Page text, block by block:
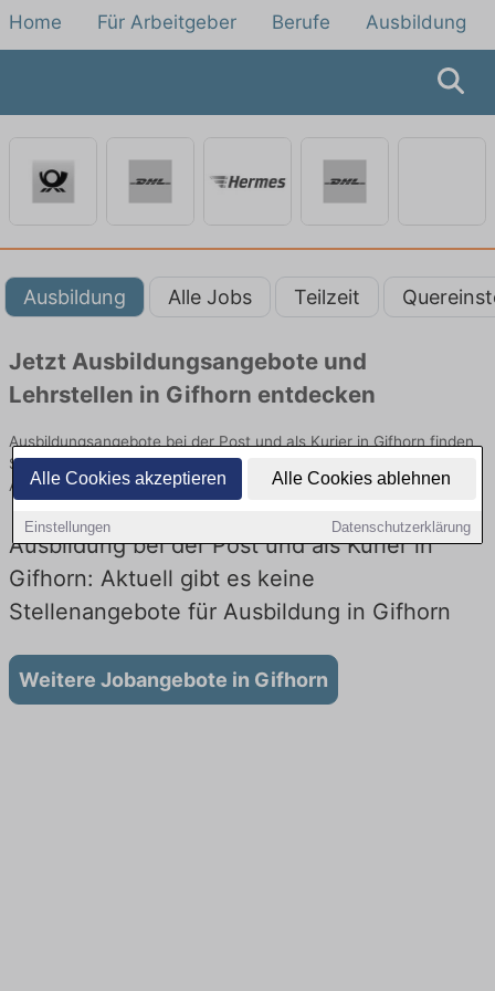
Alle Cookies akzeptieren Alle Cookies ablehnen
Einstellungen Datenschutzerklärung
Home Für Arbeitgeber Berufe Ausbildung
Ausbildung Alle Jobs Teilzeit
Jetzt Ausbildungsangebote und
Lehrstellen in Gifhorn entdecken
Ausbildungsangebote bei der Post und als Kurier in Gifhorn finden
Sie von namhaften Firmen. Entdecken Sie freie Optionen von Top-
Arbeitgebern und bewerben Sie sich noch heute.
Ausbildung bei der Post und als Kurier in
Gifhorn: Aktuell gibt es keine
Stellenangebote für Ausbildung in Gifhorn
Weitere Jobangebote in Gifhorn